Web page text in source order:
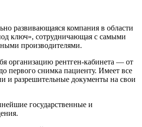
развивающаяся компания в области
ключ», сотрудничающая с самыми
производителями.
организацию рентген-кабинета — от
первого снимка пациенту. Имеет все
и разрешительные документы на свои
государственные и